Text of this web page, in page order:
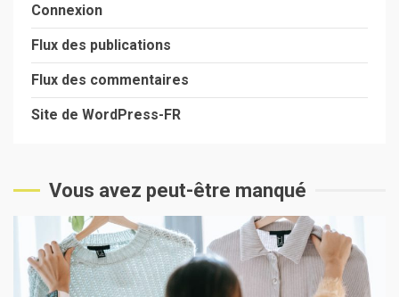
Connexion
Flux des publications
Flux des commentaires
Site de WordPress-FR
Vous avez peut-être manqué